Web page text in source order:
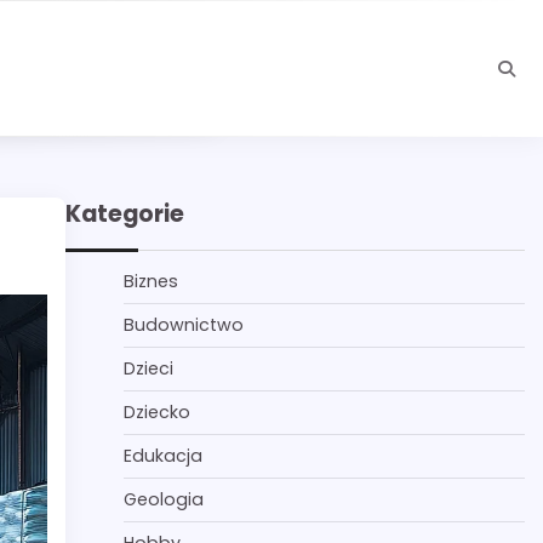
Kategorie
Biznes
Budownictwo
Dzieci
Dziecko
Edukacja
Geologia